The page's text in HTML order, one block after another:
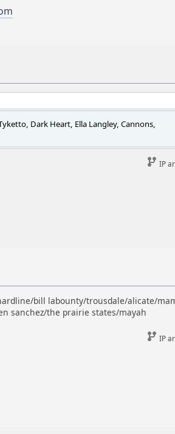
Dark Heart, Ella Langley, Cannons,
IP
bill labounty/trousdale/alicate/
sanchez/the prairie states/mayah
IP